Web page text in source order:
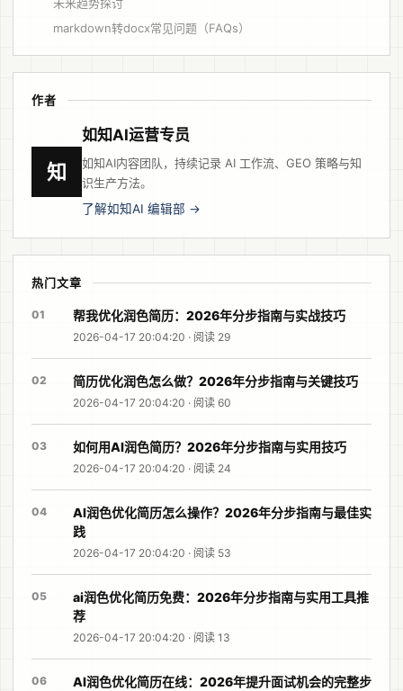
未来趋势探讨
markdown转docx常见问题（FAQs）
作者
知
如知AI运营专员
如知AI内容团队，持续记录 AI 工作流、GEO 策略与知
识生产方法。
了解如知AI 编辑部 →
热门文章
01 帮我优化润色简历：2026年分步指南与实战技巧
2026-04-17 20:04:20 · 阅读 29
02 简历优化润色怎么做？2026年分步指南与关键技巧
2026-04-17 20:04:20 · 阅读 60
03 如何用AI润色简历？2026年分步指南与实用技巧
2026-04-17 20:04:20 · 阅读 24
04
AI润色优化简历怎么操作？2026年分步指南与最佳实
践
2026-04-17 20:04:20 · 阅读 53
05
ai润色优化简历免费：2026年分步指南与实用工具推
荐
2026-04-17 20:04:20 · 阅读 13
06
AI润色优化简历在线：2026年提升面试机会的完整步